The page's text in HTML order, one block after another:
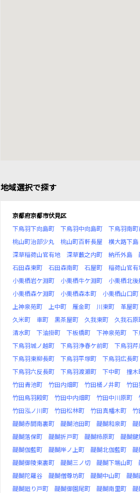
地域選択で探す
京都府京都市伏見区
下鳥羽下向島町
下鳥羽中向島町 下鳥羽南町
桃山町治部少丸
桃山町百軒長屋 横大路下島
深草稲荷山官有地
深草藪之内町 納所外島
石田森東町
石田森南町 石屋町 稲荷山官有
小栗栖岩ケ淵町
小栗栖牛ケ淵町 小栗栖北
小栗栖森ケ淵町
小栗栖森本町 小栗栖山口町
上神泉苑町
上中町 雁金町 川東町 革屋町
久米町
車町 黒茶屋町 久我東町 久我石原
清水町
下油掛町 下板橋町 下神泉苑町 下
下鳥羽城ノ越町
下鳥羽浄春ケ前町 下鳥羽芹
下鳥羽東柳長町
下鳥羽平塚町 下鳥羽広長町
下鳥羽六反長町
下鳥羽渡瀬町 下中町 撞木
竹田青池町
竹田内畑町 竹田桶ノ井町 竹田
竹田鳥羽殿町
竹田中内畑町 竹田中川原町
竹田泓ノ川町
竹田松林町 竹田真幡木町 竹
醍醐赤間南裏町
醍醐池田町 醍醐和泉町 醍
醍醐落保町
醍醐折戸町 醍醐柿原町 醍醐鍵
醍醐伽藍町
醍醐岸ノ上町 醍醐北伽藍町 醍
醍醐御陵東裏町
醍醐三ノ切 醍醐下端山町
醍醐陀羅谷
醍醐僧尊坊町 醍醐中山町 醍醐
醍醐廻り戸町
醍醐御園尾町 醍醐南里町 醍